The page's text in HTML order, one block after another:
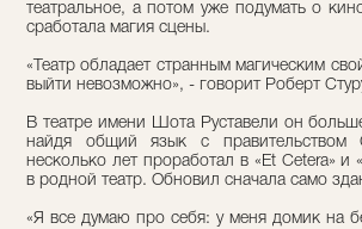
театральное, а потом уже подумать о
сработала магия сцены.
«Театр обладает странным магическим
выйти невозможно», - говорит Роберт
В театре имени Шота Руставели он
найдя общий язык с правительством
несколько лет проработал в «Et Cetera»
в родной театр. Обновил сначала само
«Я все думаю про себя: у меня домик на